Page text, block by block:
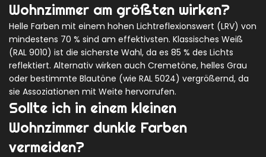
Wohnzimmer am größten wirken?
Helle Farben mit einem hohen Lichtreflexionswert (LRV) von
mindestens 70 % sind am effektivsten. Klassisches Weiß
(RAL 9010) ist die sicherste Wahl, da es 85 % des Lichts
reflektiert. Alternativ wirken auch Cremetöne, helles Grau
oder bestimmte Blautöne (wie RAL 5024) vergrößernd, da
sie Assoziationen mit Weite hervorrufen.
Sollte ich in einem kleinen
Wohnzimmer dunkle Farben
vermeiden?